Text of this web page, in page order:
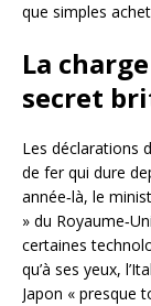
que simples
La
secret
Les déclarations
de fer qui dure
année‑là, le
» du
certaines
qu’à ses yeux,
Japon « presque